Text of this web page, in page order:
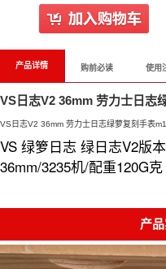
产品详情 购前必读 使用
VS日志V2 36mm 劳力士日志
VS日志V2 36mm 劳力士日志绿萝复刻手表
VS 绿箩日志 绿日志V2版
36mm/3235机/配重120G克
产